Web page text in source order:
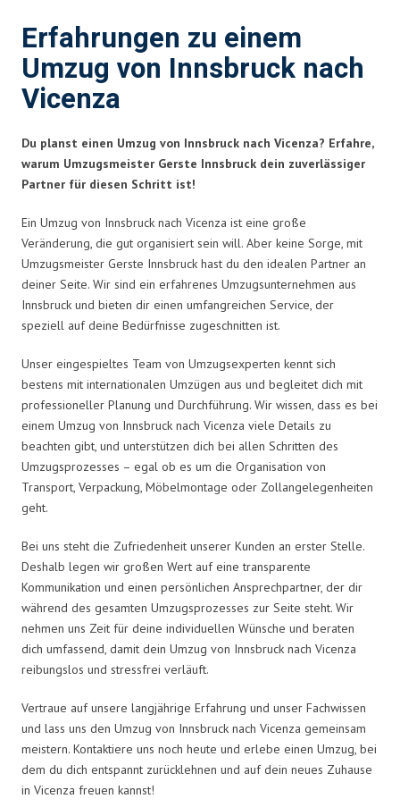
Erfahrungen zu einem
Umzug von Innsbruck nach
Vicenza
Du planst einen Umzug von Innsbruck nach Vicenza? Erfahre,
warum Umzugsmeister Gerste Innsbruck dein zuverlässiger
Partner für diesen Schritt ist!
Ein Umzug von Innsbruck nach Vicenza ist eine große
Veränderung, die gut organisiert sein will. Aber keine Sorge, mit
Umzugsmeister Gerste Innsbruck hast du den idealen Partner an
deiner Seite. Wir sind ein erfahrenes Umzugsunternehmen aus
Innsbruck und bieten dir einen umfangreichen Service, der
speziell auf deine Bedürfnisse zugeschnitten ist.
Unser eingespieltes Team von Umzugsexperten kennt sich
bestens mit internationalen Umzügen aus und begleitet dich mit
professioneller Planung und Durchführung. Wir wissen, dass es bei
einem Umzug von Innsbruck nach Vicenza viele Details zu
beachten gibt, und unterstützen dich bei allen Schritten des
Umzugsprozesses – egal ob es um die Organisation von
Transport, Verpackung, Möbelmontage oder Zollangelegenheiten
geht.
Bei uns steht die Zufriedenheit unserer Kunden an erster Stelle.
Deshalb legen wir großen Wert auf eine transparente
Kommunikation und einen persönlichen Ansprechpartner, der dir
während des gesamten Umzugsprozesses zur Seite steht. Wir
nehmen uns Zeit für deine individuellen Wünsche und beraten
dich umfassend, damit dein Umzug von Innsbruck nach Vicenza
reibungslos und stressfrei verläuft.
Vertraue auf unsere langjährige Erfahrung und unser Fachwissen
und lass uns den Umzug von Innsbruck nach Vicenza gemeinsam
meistern. Kontaktiere uns noch heute und erlebe einen Umzug, bei
dem du dich entspannt zurücklehnen und auf dein neues Zuhause
in Vicenza freuen kannst!